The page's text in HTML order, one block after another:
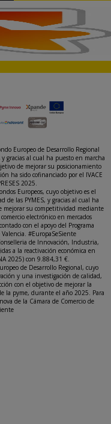
Europeo de Desarrollo Regional
gracias al cual ha puesto en marcha
de mejorar su posicionamiento
ha sido cofinanciado por el IVACE
2025.
Europeos, cuyo objetivo es el
las PYMES, y gracias al cual ha
mejorar su competitividad mediante
electrónico en mercados
con el apoyo del Programa
#EuropaSeSiente
de Innovación, Industria,
a la reactivación económica en
2025) con 9.884,31 €.
de Desarrollo Regional, cuyo
y una investigación de calidad,
con el objetivo de mejorar la
la pyme, durante el año 2025. Para
de la Cámara de Comercio de